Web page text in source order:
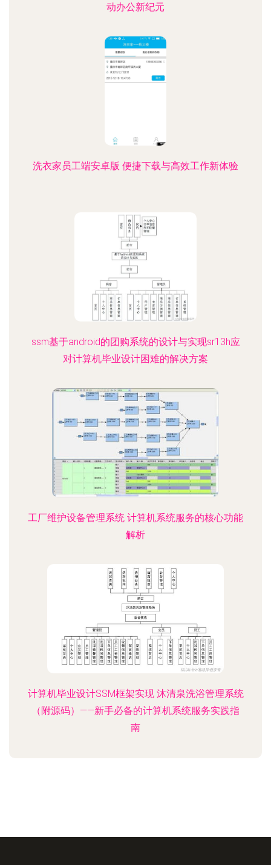
动办公新纪元
洗衣家员工端安卓版 便捷下载与高效工作新体验
ssm基于android的团购系统的设计与实现sr13h应
对计算机毕业设计困难的解决方案
工厂维护设备管理系统 计算机系统服务的核心功能
解析
计算机毕业设计SSM框架实现 沐清泉洗浴管理系统
（附源码）——新手必备的计算机系统服务实践指
南